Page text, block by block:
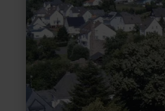
Jünkerath